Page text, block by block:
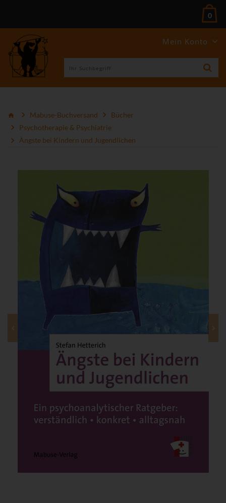
Mein Konto
0
Mabuse-Buchversand
Bücher
Psychotherapie & Psychiatrie
Ängste bei Kindern und Jugendlichen